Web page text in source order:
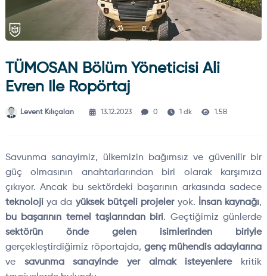
TÜMOSAN Bölüm Yöneticisi Ali
Evren Ile Ropörtaj
Levent Kılıçalan 13.12.2023 0 1 dk 1.5B
Savunma sanayimiz, ülkemizin bağımsız ve güvenilir bir
güç olmasının anahtarlarından biri olarak karşımıza
çıkıyor. Ancak bu sektördeki başarının arkasında sadece
teknoloji ya da yüksek bütçeli projeleryok. İnsan kaynağı,
bu başarının temel taşlarından biri. Geçtiğimiz günlerde
sektörün önde gelen isimlerinden biriyle
gerçekleştirdiğimiz röportajda, genç mühendis adaylarına
ve savunma sanayinde yer almak isteyenlerekritik